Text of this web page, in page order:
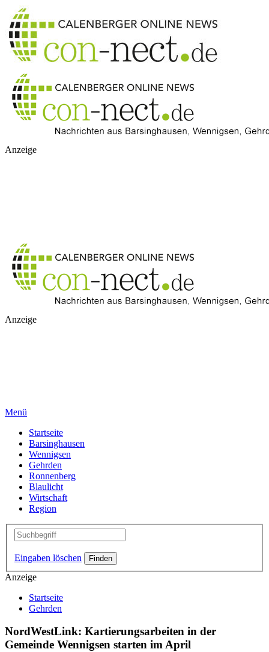
Anzeige
Anzeige
Menü
Startseite
Barsinghausen
Wennigsen
Gehrden
Ronnenberg
Blaulicht
Wirtschaft
Region
Eingaben löschen
Anzeige
Startseite
Gehrden
NordWestLink: Kartierungsarbeiten in der
Gemeinde Wennigsen starten im April